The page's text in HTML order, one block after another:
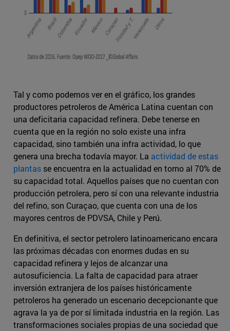
Tal y como podemos ver en el gráfico, los grandes
productores petroleros de América Latina cuentan con
una deficitaria capacidad refinera. Debe tenerse en
cuenta que en la región no solo existe una infra
capacidad, sino también una infra actividad, lo que
genera una brecha todavía mayor. La actividad de estas
plantas se encuentra en la actualidad en torno al 70% de
su capacidad total. Aquellos países que no cuentan con
producción petrolera, pero sí con una relevante industria
del refino, son Curaçao, que cuenta con una de los
mayores centros de PDVSA, Chile y Perú.
En definitiva, el sector petrolero latinoamericano encara
las próximas décadas con enormes dudas en su
capacidad refinera y lejos de alcanzar una
autosuficiencia. La falta de capacidad para atraer
inversión extranjera de los países históricamente
petroleros ha generado un escenario decepcionante que
agrava la ya de por sí limitada industria en la región. Las
transformaciones sociales propias de una sociedad que